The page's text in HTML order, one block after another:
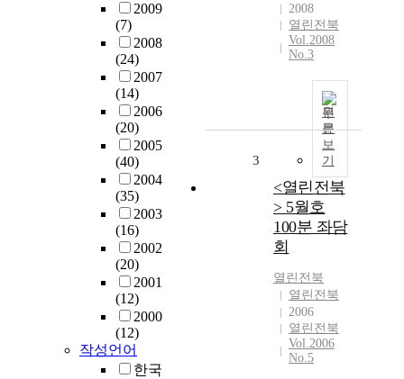
2009
(7)
2008
(24)
2007
(14)
2006
(20)
2005
(40)
2004
(35)
2003
(16)
2002
(20)
2001
(12)
2000
(12)
작성언어
한국
2008
열린전북
Vol.2008
No.3
원
문
보
기
3
<열린전북
> 5월호
100분 좌담
회
열린전북
열린전북
2006
열린전북
Vol.2006
No.5